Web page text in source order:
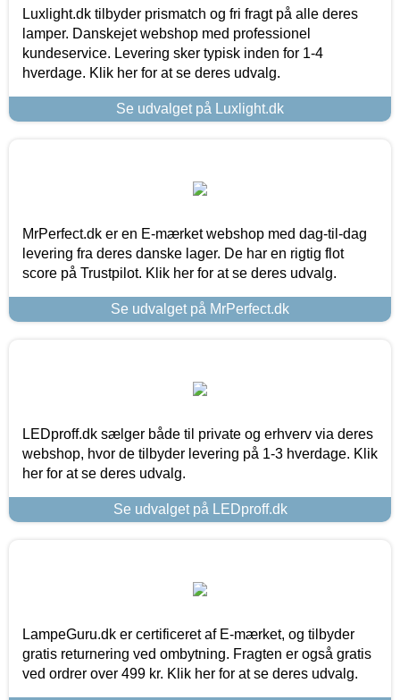
Luxlight.dk tilbyder prismatch og fri fragt på alle deres
lamper. Danskejet webshop med professionel
kundeservice. Levering sker typisk inden for 1-4
hverdage. Klik her for at se deres udvalg.
Se udvalget på Luxlight.dk
MrPerfect.dk er en E-mærket webshop med dag-til-dag
levering fra deres danske lager. De har en rigtig flot
score på Trustpilot. Klik her for at se deres udvalg.
Se udvalget på MrPerfect.dk
LEDproff.dk sælger både til private og erhverv via deres
webshop, hvor de tilbyder levering på 1-3 hverdage. Klik
her for at se deres udvalg.
Se udvalget på LEDproff.dk
LampeGuru.dk er certificeret af E-mærket, og tilbyder
gratis returnering ved ombytning. Fragten er også gratis
ved ordrer over 499 kr. Klik her for at se deres udvalg.